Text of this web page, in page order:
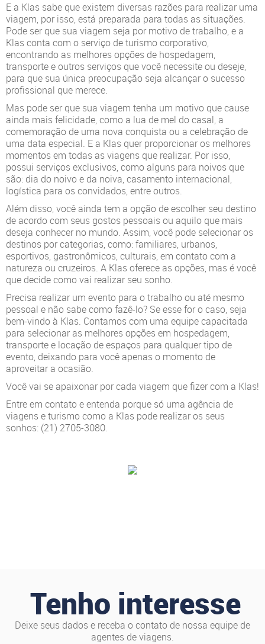
E a Klas sabe que existem diversas razões para realizar uma
viagem, por isso, está preparada para todas as situações.
Pode ser que sua viagem seja por motivo de trabalho, e a
Klas conta com o serviço de turismo corporativo,
encontrando as melhores opções de hospedagem,
transporte e outros serviços que você necessite ou deseje,
para que sua única preocupação seja alcançar o sucesso
profissional que merece.
Mas pode ser que sua viagem tenha um motivo que cause
ainda mais felicidade, como a lua de mel do casal, a
comemoração de uma nova conquista ou a celebração de
uma data especial. E a Klas quer proporcionar os melhores
momentos em todas as viagens que realizar. Por isso,
possui serviços exclusivos, como alguns para noivos que
são: dia do noivo e da noiva, casamento internacional,
logística para os convidados, entre outros.
Além disso, você ainda tem a opção de escolher seu destino
de acordo com seus gostos pessoais ou aquilo que mais
deseja conhecer no mundo. Assim, você pode selecionar os
destinos por categorias, como: familiares, urbanos,
esportivos, gastronômicos, culturais, em contato com a
natureza ou cruzeiros. A Klas oferece as opções, mas é você
que decide como vai realizar seu sonho.
Precisa realizar um evento para o trabalho ou até mesmo
pessoal e não sabe como fazê-lo? Se esse for o caso, seja
bem-vindo à Klas. Contamos com uma equipe capacitada
para selecionar as melhores opções em hospedagem,
transporte e locação de espaços para qualquer tipo de
evento, deixando para você apenas o momento de
aproveitar a ocasião.
Você vai se apaixonar por cada viagem que fizer com a Klas!
Entre em contato e entenda porque só uma agência de
viagens e turismo como a Klas pode realizar os seus
sonhos: (21) 2705-3080.
Tenho interesse
Deixe seus dados e receba o contato de nossa equipe de
agentes de viagens.